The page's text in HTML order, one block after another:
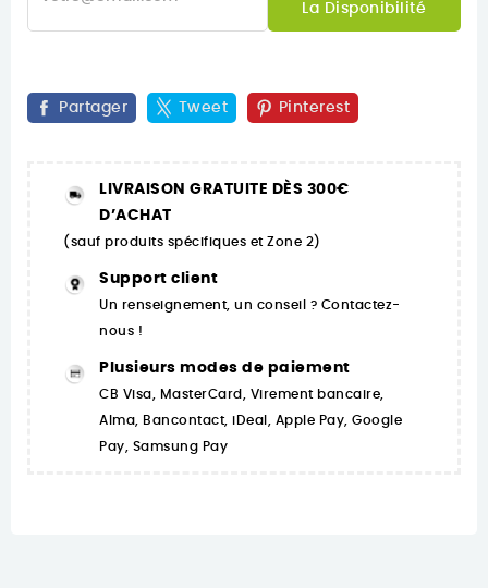
La Disponibilité
Partager Tweet Pinterest
LIVRAISON GRATUITE DÈS 300€
D’ACHAT
(sauf produits spécifiques et Zone 2)
Support client
Un renseignement, un conseil ? Contactez-
nous !
Plusieurs modes de paiement
CB Visa, MasterCard, Virement bancaire,
Alma, Bancontact, iDeal, Apple Pay, Google
Pay, Samsung Pay